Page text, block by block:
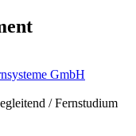
GmbH
/ Fernstudium